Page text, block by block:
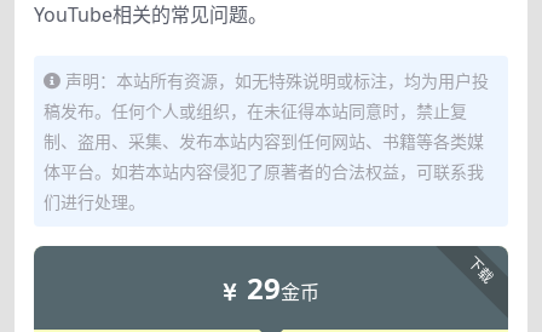
YouTube相关的常见问题。
声明：本站所有资源，如无特殊说明或标注，均为用户投
稿发布。任何个人或组织，在未征得本站同意时，禁止复
制、盗用、采集、发布本站内容到任何网站、书籍等各类媒
体平台。如若本站内容侵犯了原著者的合法权益，可联系我
们进行处理。
下载
29金币